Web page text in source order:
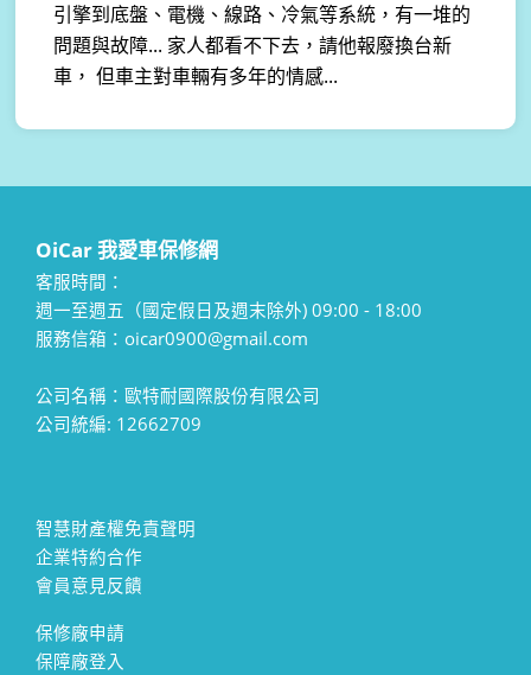
引擎到底盤、電機、線路、冷氣等系統，有一堆的
問題與故障... 家人都看不下去，請他報廢換台新
車， 但車主對車輛有多年的情感...
OiCar 我愛車保修網
客服時間：
週一至週五（國定假日及週末除外) 09:00 - 18:00
服務信箱：oicar0900@gmail.com
公司名稱：歐特耐國際股份有限公司
公司統編: 12662709
智慧財產權免責聲明
企業特約合作
會員意見反饋
保修廠申請
保障廠登入